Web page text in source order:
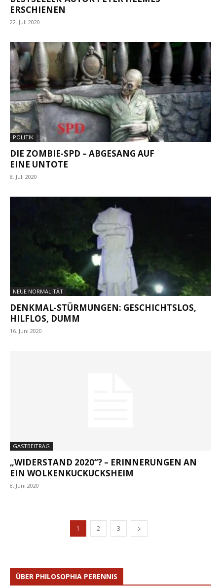
ERSCHIENEN
22. Juli 2020
POLITIK
DIE ZOMBIE-SPD – ABGESANG AUF
EINE UNTOTE
8. Juli 2020
NEUE NORMALITÄT
DENKMAL-STÜRMUNGEN: GESCHICHTSLOS,
HILFLOS, DUMM
16. Juni 2020
GASTBEITRAG
„WIDERSTAND 2020“? – ERINNERUNGEN AN
EIN WOLKENKUCKUCKSHEIM
8. Juni 2020
1 2 3
ÜBER PHILOSOPHIA PERENNIS